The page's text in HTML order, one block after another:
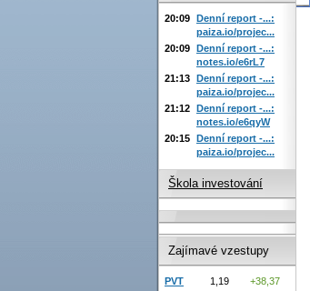
20:09 Denní report -...:
paiza.io/projec...
20:09 Denní report -...:
notes.io/e6rL7
21:13 Denní report -...:
paiza.io/projec...
21:12 Denní report -...:
notes.io/e6qyW
20:15 Denní report -...:
paiza.io/projec...
Škola investování
Zajímavé vzestupy
PVT 1,19
+38,37